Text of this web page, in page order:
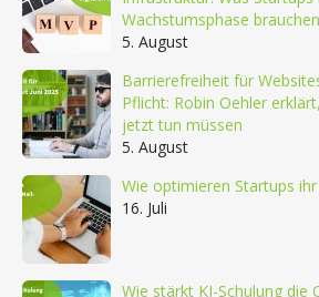
Wachstumsphase brauchen
5. August
Barrierefreiheit für
Pflicht: Robin Oehler
jetzt tun müssen
5. August
Wie optimieren Startups
16. Juli
Wie stärkt KI-Schulung die